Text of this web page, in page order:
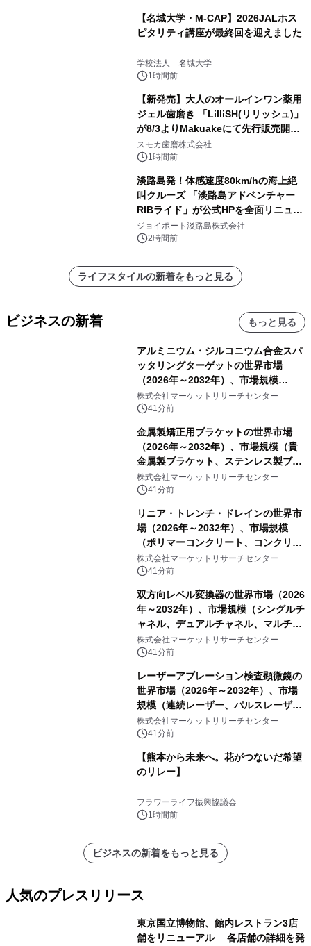
【名城大学・M-CAP】2026JALホス
ピタリティ講座が最終回を迎えました
学校法人 名城大学
1時間前
【新発売】大人のオールインワン薬用
ジェル歯磨き 「LilliSH(リリッシュ)」
が8/3よりMakuakeにて先行販売開
始！
スモカ歯磨株式会社
1時間前
淡路島発！体感速度80km/hの海上絶
叫クルーズ 「淡路島アドベンチャー
RIBライド」が公式HPを全面リニュー
アル！ ～スマホで即予約完了の「スマ
ート設計」へ刷新～
ジョイポート淡路島株式会社
2時間前
ライフスタイルの新着をもっと見る
ビジネスの新着 もっと見る
アルミニウム・ジルコニウム合金スパ
ッタリングターゲットの世界市場
（2026年～2032年）、市場規模
（0.995、0.999、その他）・分析レポ
ートを発表
株式会社マーケットリサーチセンター
41分前
金属製矯正用ブラケットの世界市場
（2026年～2032年）、市場規模（貴
金属製ブラケット、ステンレス製ブラ
ケット、純チタン製ブラケット）・分
析レポートを発表
株式会社マーケットリサーチセンター
41分前
リニア・トレンチ・ドレインの世界市
場（2026年～2032年）、市場規模
（ポリマーコンクリート、コンクリー
ト、プラスチック、金属）・分析レポ
ートを発表
株式会社マーケットリサーチセンター
41分前
双方向レベル変換器の世界市場（2026
年～2032年）、市場規模（シングルチ
ャネル、デュアルチャネル、マルチチ
ャネル）・分析レポートを発表
株式会社マーケットリサーチセンター
41分前
レーザーアブレーション検査顕微鏡の
世界市場（2026年～2032年）、市場
規模（連続レーザー、パルスレーザ
ー）・分析レポートを発表
株式会社マーケットリサーチセンター
41分前
【熊本から未来へ。花がつないだ希望
のリレー】
フラワーライフ振興協議会
1時間前
ビジネスの新着をもっと見る
人気のプレスリリース
東京国立博物館、館内レストラン3店
舗をリニューアル 各店舗の詳細を発